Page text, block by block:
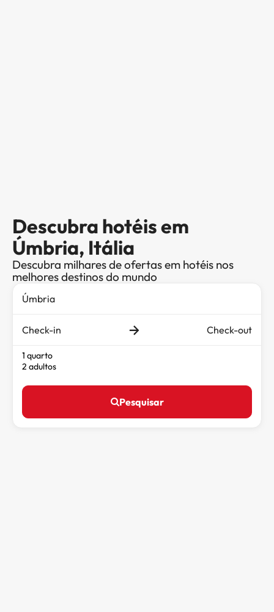
Descubra hotéis em
Úmbria, Itália
Descubra milhares de ofertas em hotéis nos
melhores destinos do mundo
Check-in Check-out
1 quarto
2 adultos
Pesquisar